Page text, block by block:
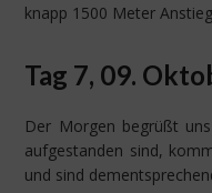
knapp 1500 Meter
Tag 7, 09.
Der Morgen begrüßt
aufgestanden sind,
und sind